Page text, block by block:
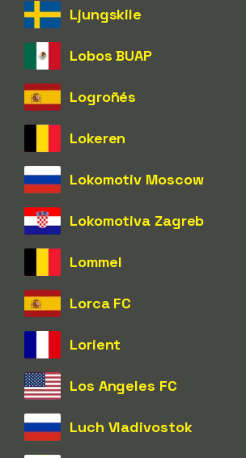
Ljungskile
Lobos BUAP
Logroñés
Lokeren
Lokomotiv Moscow
Lokomotiva Zagreb
Lommel
Lorca FC
Lorient
Los Angeles FC
Luch Vladivostok